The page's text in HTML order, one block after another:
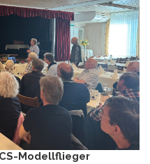
Modellflieger